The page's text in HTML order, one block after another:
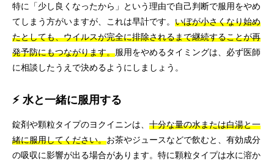
特に「少し良くなったから」という理由で自己判断で服用をやめ
てしまう方がいますが、これは早計です。 いぼが小さくなり始め
たとしても、ウイルスが完全に排除されるまで継続することが再
発予防にもつながります。服用をやめるタイミングは、必ず医師
に相談したうえで決めるようにしましょう。
⚡ 水と一緒に服用する
錠剤や顆粒タイプのヨクイニンは、 十分な量の水または白湯と一
緒に服用してください。お茶やジュースなどで飲むと、有効成分
の吸収に影響が出る場合があります。特に顆粒タイプは水に溶か